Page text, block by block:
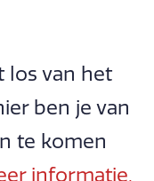
los van het
ben je van
te komen
informatie.